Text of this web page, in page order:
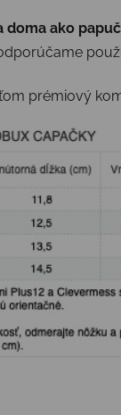
doma ako
prémiový